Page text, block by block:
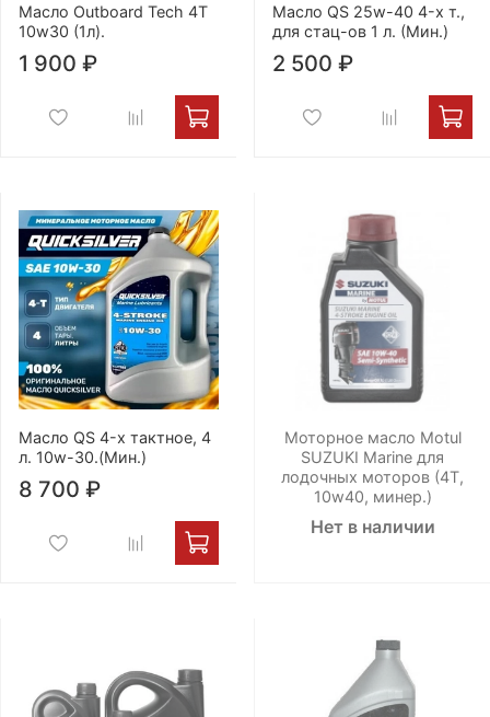
Масло Outboard Tech 4T
10w30 (1л).
1 900 ₽
Масло QS 25w-40 4-х т.,
для стац-ов 1 л. (Мин.)
2 500 ₽
Масло QS 4-х тактное, 4
л. 10w-30.(Мин.)
8 700 ₽
Моторное масло Motul
SUZUKI Marine для
лодочных моторов (4T,
10w40, минер.)
Нет в наличии